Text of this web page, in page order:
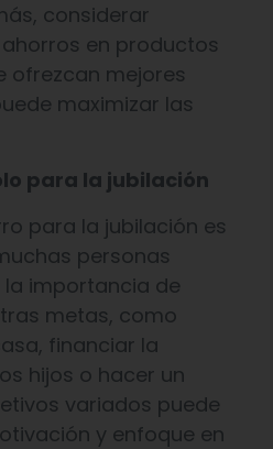
considerar
en productos
ofrezcan mejores
maximizar las
para la jubilación
para la jubilación es
personas
importancia de
metas, como
financiar la
hijos o hacer un
variados puede
y enfoque en